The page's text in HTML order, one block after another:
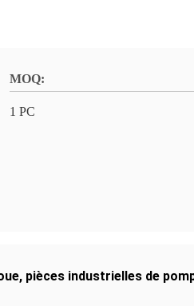
MOQ:
1 PC
, pièces industrielles de